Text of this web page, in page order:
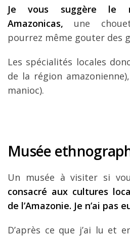
Je vous suggère le
Amazonicas, une
pourrez même gouter des
Les spécialités locales
de la région
manioc).
Musée
Un musée à visiter si
consacré aux cultures
de l’Amazonie. Je n’ai pas
D’après ce que j’ai lu et